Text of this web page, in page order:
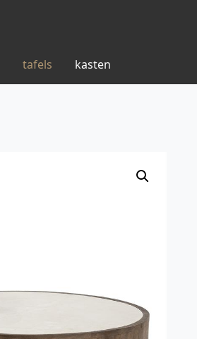
tafels kasten